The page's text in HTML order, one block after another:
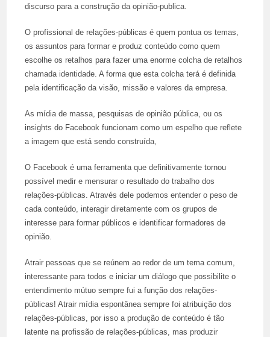
discurso para a construção da opinião-publica.
O profissional de relações-públicas é quem pontua os temas,
os assuntos para formar e produz conteúdo como quem
escolhe os retalhos para fazer uma enorme colcha de retalhos
chamada identidade. A forma que esta colcha terá é definida
pela identificação da visão, missão e valores da empresa.
As mídia de massa, pesquisas de opinião pública, ou os
insights do Facebook funcionam como um espelho que reflete
a imagem que está sendo construída,
O Facebook é uma ferramenta que definitivamente tornou
possível medir e mensurar o resultado do trabalho dos
relações-públicas. Através dele podemos entender o peso de
cada conteúdo, interagir diretamente com os grupos de
interesse para formar públicos e identificar formadores de
opinião.
Atrair pessoas que se reúnem ao redor de um tema comum,
interessante para todos e iniciar um diálogo que possibilite o
entendimento mútuo sempre fui a função dos relações-
públicas! Atrair mídia espontânea sempre foi atribuição dos
relações-públicas, por isso a produção de conteúdo é tão
latente na profissão de relações-públicas, mas produzir